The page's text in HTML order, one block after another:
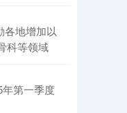
各地增加以
科等领域
第一季度